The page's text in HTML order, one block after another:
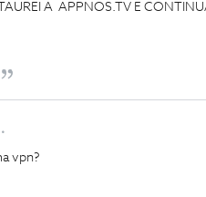
A APPNOS.TV E
vpn?